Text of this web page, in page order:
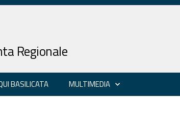
Regionale
BASILICATA MULTIMEDIA